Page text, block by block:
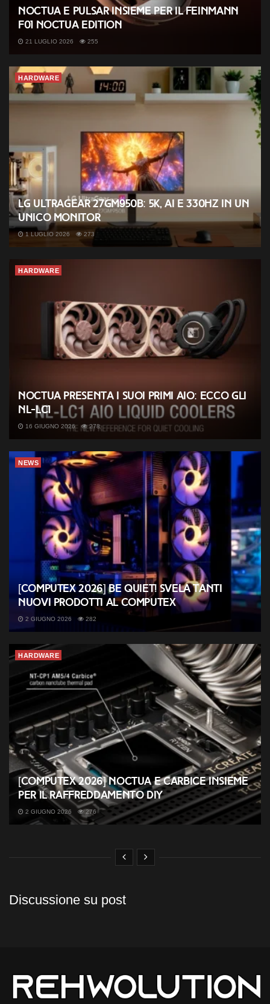
Noctua e Pulsar insieme per il Feinmann
F01 Noctua Edition
21 LUGLIO 2026 255
HARDWARE
LG UltraGear 27GM950B: 5K, AI e 330Hz in un
unico monitor
1 LUGLIO 2026 273
HARDWARE
Noctua presenta i suoi primi AIO: ecco gli
NL-LC1
16 GIUGNO 2026 278
NEWS
[COMPUTEX 2026] be quiet! svela tanti
nuovi prodotti al Computex
2 GIUGNO 2026 282
HARDWARE
[COMPUTEX 2026] Noctua e Carbice insieme
per il raffreddamento DIY
2 GIUGNO 2026 276
Discussione su post